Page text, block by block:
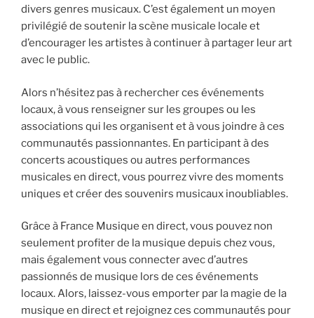
divers genres musicaux. C’est également un moyen
privilégié de soutenir la scène musicale locale et
d’encourager les artistes à continuer à partager leur art
avec le public.
Alors n’hésitez pas à rechercher ces événements
locaux, à vous renseigner sur les groupes ou les
associations qui les organisent et à vous joindre à ces
communautés passionnantes. En participant à des
concerts acoustiques ou autres performances
musicales en direct, vous pourrez vivre des moments
uniques et créer des souvenirs musicaux inoubliables.
Grâce à France Musique en direct, vous pouvez non
seulement profiter de la musique depuis chez vous,
mais également vous connecter avec d’autres
passionnés de musique lors de ces événements
locaux. Alors, laissez-vous emporter par la magie de la
musique en direct et rejoignez ces communautés pour